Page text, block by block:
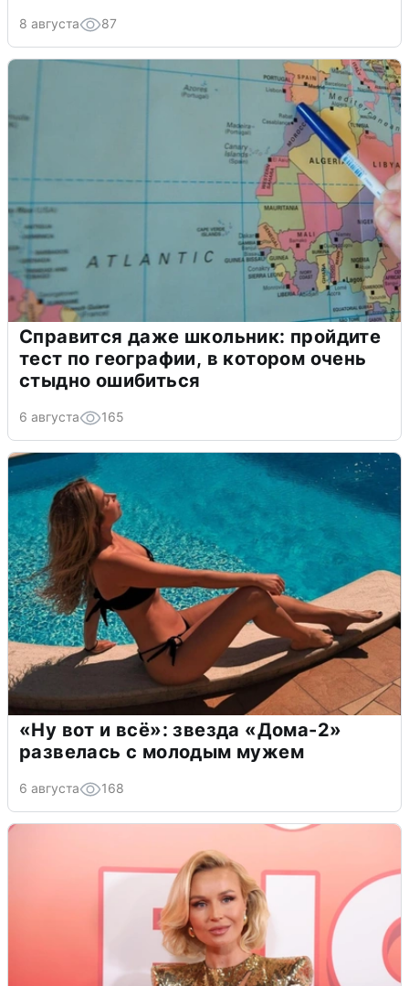
8 августа 87
Справится даже школьник: пройдите
тест по географии, в котором очень
стыдно ошибиться
6 августа 165
«Ну вот и всё»: звезда «Дома-2»
развелась с молодым мужем
6 августа 168